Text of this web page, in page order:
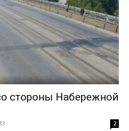
стороны Набережной
2